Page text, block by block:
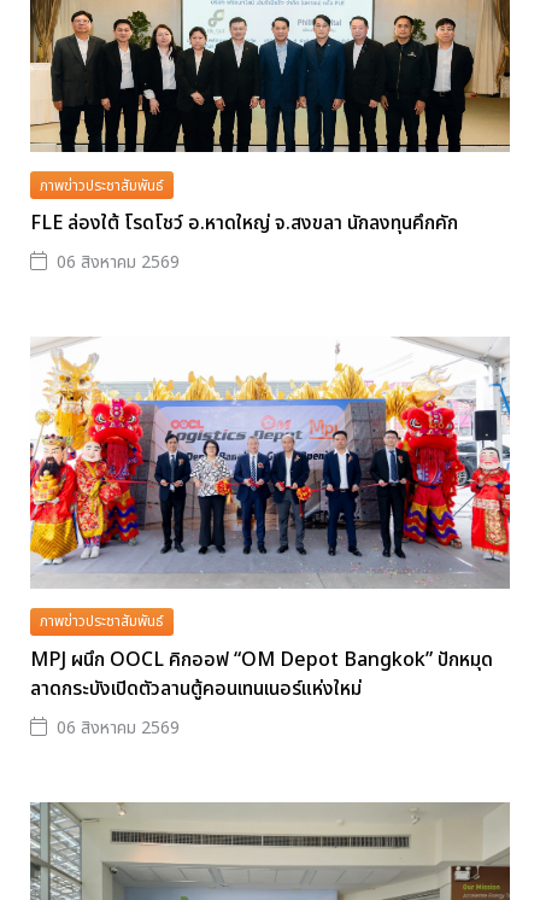
ภาพข่าวประชาสัมพันธ์
FLE ล่องใต้ โรดโชว์ อ.หาดใหญ่ จ.สงขลา นักลงทุนคึกคัก
06 สิงหาคม 2569
ภาพข่าวประชาสัมพันธ์
MPJ ผนึก OOCL คิกออฟ “OM Depot Bangkok” ปักหมุด
ลาดกระบังเปิดตัวลานตู้คอนเทนเนอร์แห่งใหม่
06 สิงหาคม 2569